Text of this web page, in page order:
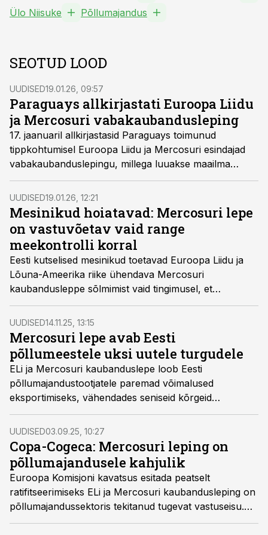
Ülo Niisuke
Põllumajandus
SEOTUD LOOD
UUDISED19.01.26, 09:57
Paraguays allkirjastati Euroopa Liidu
ja Mercosuri vabakaubandusleping
17. jaanuaril allkirjastasid Paraguays toimunud
tippkohtumisel Euroopa Liidu ja Mercosuri esindajad
vabakaubanduslepingu, millega luuakse maailma
suurim vabakaubanduspiirkond.
UUDISED19.01.26, 12:21
Mesinikud hoiatavad: Mercosuri lepe
on vastuvõetav vaid range
meekontrolli korral
Eesti kutselised mesinikud toetavad Euroopa Liidu ja
Lõuna-Ameerika riike ühendava Mercosuri
kaubandusleppe sõlmimist vaid tingimusel, et
imporditavale meele kehtestatakse siduv päritolu-,
autentsus- ja ohutuskontroll. Mesinikud hoiatavad, et
ilma rangete reegliteta süveneb mee võltsimine ning
aus tootmine Euroopas satub löögi alla.
UUDISED14.11.25, 13:15
Mercosuri lepe avab Eesti
põllumeestele uksi uutele turgudele
ELi ja Mercosuri kaubanduslepe loob Eesti
põllumajandustootjatele paremad võimalused
eksportimiseks, vähendades seniseid kõrgeid
tollimakse. Samas tagavad kaitsemehhanismid, et
vajadusel saab Euroopa Liit kodumaiseid tootjaid
impordisurve eest kiiresti kaitsta.
UUDISED03.09.25, 10:27
Copa-Cogeca: Mercosuri leping on
põllumajandusele kahjulik
Euroopa Komisjoni kavatsus esitada peatselt
ratifitseerimiseks ELi ja Mercosuri kaubandusleping on
põllumajandussektoris tekitanud tugevat vastuseisu.
Põllumeeste hinnangul on tegemist poliitilise